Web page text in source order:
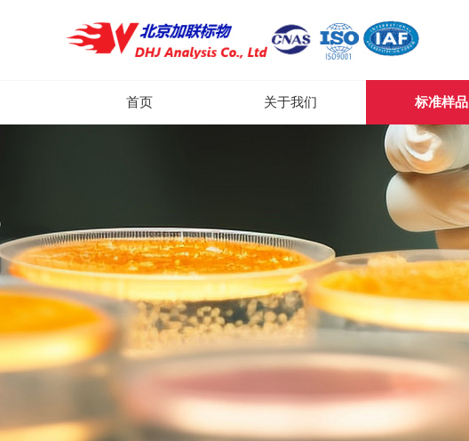
首页 关于我们 标准样品